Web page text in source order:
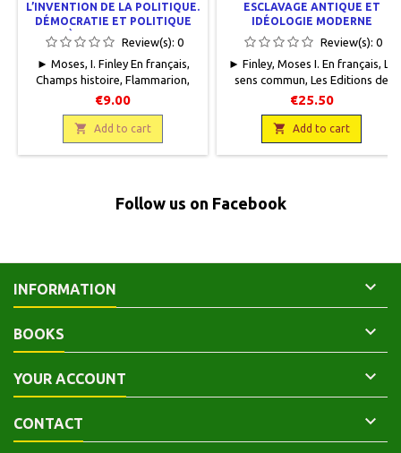
L’INVENTION DE LA POLITIQUE.
DÉMOCRATIE ET POLITIQUE
EN GRÈCE ET DANS LA ROME
RÉPUBLICAINE
Review(s): 0
► Moses, I. Finley En français,
Champs histoire, Flammarion,
2011, 11 x 18, 224 pages, broché.
Neuf9782081249592
€9.00
 Add to cart
ESCLAVAGE ANTIQUE ET
IDÉOLOGIE MODERNE
Review(s): 0
► Finley, Moses I. En français, Le
sens commun, Les Editions de
Minuit, 1981, 13,5 x 22, 216
pages. Neuf.9782707303271
€25.50
 Add to cart
Follow us on Facebook
INFORMATION 
BOOKS 
YOUR ACCOUNT 
CONTACT 